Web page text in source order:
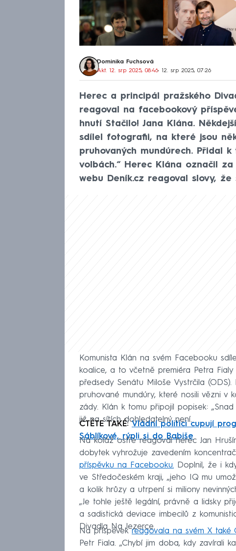
Dominika Fuchsová
Akt. 12. srp 2025, 08:46• 12. srp 2025, 07:26
Herec a principál pražského
reagoval na facebookový
hnutí Stačilo! Jana Klána.
sdílel fotografii, na které jsou
pruhovaných mundúrech. Přidal
volbách.“ Herec Klána označil
webu Deník.cz reagoval slovy,
Komunista Klán na svém Facebooku
koalice, a to včetně premiéra Petra Fialy
předsedy Senátu Miloše Vystrčila
pruhované mundúry, které nosili vězni v
zády. Klán k tomu připojil popisek:
již na sítích dohledatelný není.
ČTĚTE TAKÉ:Vládní politici cupují
Sáblíkové, rýpli si do Babiše
Na koláž ostře reagoval herec Jan
dobytek vyhrožuje zavedením
příspěvku na Facebooku. Doplnil, že i
ve Středočeském kraji, „jeho IQ mu
a kolik hrůzy a utrpení si miliony
„Je tohle ještě legální, právně a lidsky
a sadistická deviace imbecilů z
Divadla Na Jezerce.
Na příspěvekreagovala na svém X také
Petr Fiala. „Chybí jim doba, kdy zavírali